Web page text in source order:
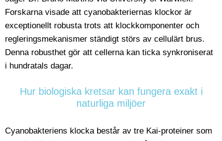
Forskarna visade att cyanobakteriernas klockor är
exceptionellt robusta trots att klockkomponenter och
regleringsmekanismer ständigt störs av cellulärt brus.
Denna robusthet gör att cellerna kan ticka synkroniserat
i hundratals dagar.
Hur biologiska kretsar kan fungera exakt i
naturliga miljöer
Cyanobakteriens klocka består av tre Kai-proteiner som